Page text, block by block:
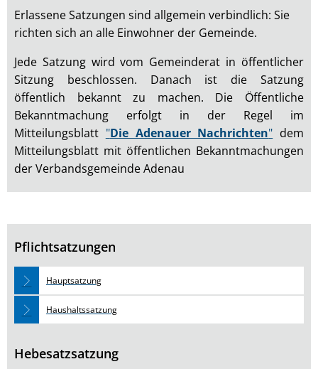
Erlassene Satzungen sind allgemein verbindlich: Sie
richten sich an alle Einwohner der Gemeinde.
Jede Satzung wird vom Gemeinderat in öffentlicher
Sitzung beschlossen. Danach ist die Satzung
öffentlich bekannt zu machen. Die Öffentliche
Bekanntmachung erfolgt in der Regel im
Mitteilungsblatt "Die Adenauer Nachrichten" dem
Mitteilungsblatt mit öffentlichen Bekanntmachungen
der Verbandsgemeinde Adenau
Pflichtsatzungen
Hauptsatzung
Haushaltssatzung
Hebesatzsatzung